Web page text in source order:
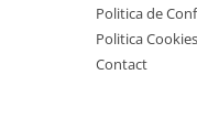
Politica de
Politica Cookies
Contact